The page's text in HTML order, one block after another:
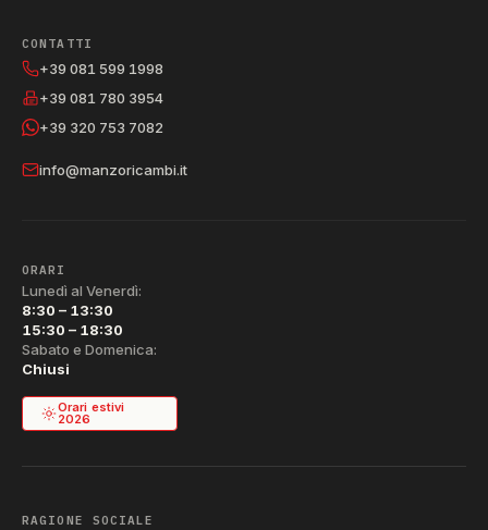
CONTATTI
+39 081 599 1998
+39 081 780 3954
+39 320 753 7082
info@manzoricambi.it
ORARI
Lunedì al Venerdì:
8:30 – 13:30
15:30 – 18:30
Sabato e Domenica:
Chiusi
Orari estivi
2026
RAGIONE SOCIALE